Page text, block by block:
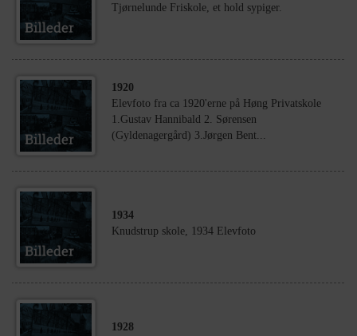
Tjørnelunde Friskole, et hold sypiger.
1920
Elevfoto fra ca 1920'erne på Høng Privatskole
1.Gustav Hannibald 2. Sørensen
(Gyldenagergård) 3.Jørgen Bent...
1934
Knudstrup skole, 1934 Elevfoto
1928